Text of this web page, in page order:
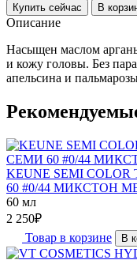
Купить сейчас В
Описание
Насыщен маслом
и кожу головы. Без
апельсина и
KEUNE SEMI
60 #0/44 МИКСТОН
60 мл
2 250₽
Товар в корзине
В